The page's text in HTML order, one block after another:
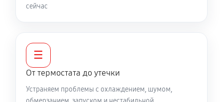
сейчас
☰
От термостата до утечки
Устраняем проблемы с охлаждением, шумом,